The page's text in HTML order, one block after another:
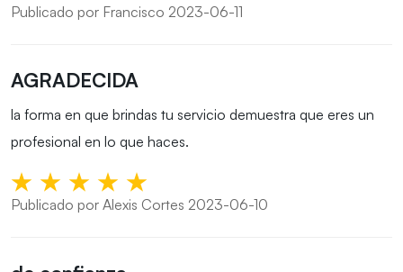
Publicado por Francisco 2023-06-11
AGRADECIDA
la forma en que brindas tu servicio demuestra que eres un
profesional en lo que haces.
Publicado por Alexis Cortes 2023-06-10